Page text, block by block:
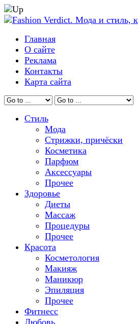
Главная
О сайте
Реклама
Контакты
Карта сайта
Стиль
Мода
Стрижки, причёски
Косметика
Парфюм
Аксессуары
Прочее
Здоровье
Диеты
Массаж
Процедуры
Прочее
Красота
Косметология
Макияж
Маникюр
Эпиляция
Прочее
Фитнесс
Любовь